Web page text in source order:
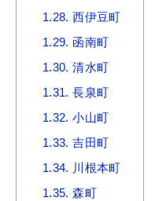
1.28. 西伊豆町
1.29. 函南町
1.30. 清水町
1.31. 長泉町
1.32. 小山町
1.33. 吉田町
1.34. 川根本町
1.35. 森町